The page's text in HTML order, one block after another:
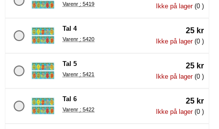
Varenr : 5419 Ikke på lager(0 )
Tal 4
Varenr : 5420
25 kr
Ikke på lager(0 )
Tal 5
Varenr : 5421
25 kr
Ikke på lager(0 )
Tal 6
Varenr : 5422
25 kr
Ikke på lager(0 )